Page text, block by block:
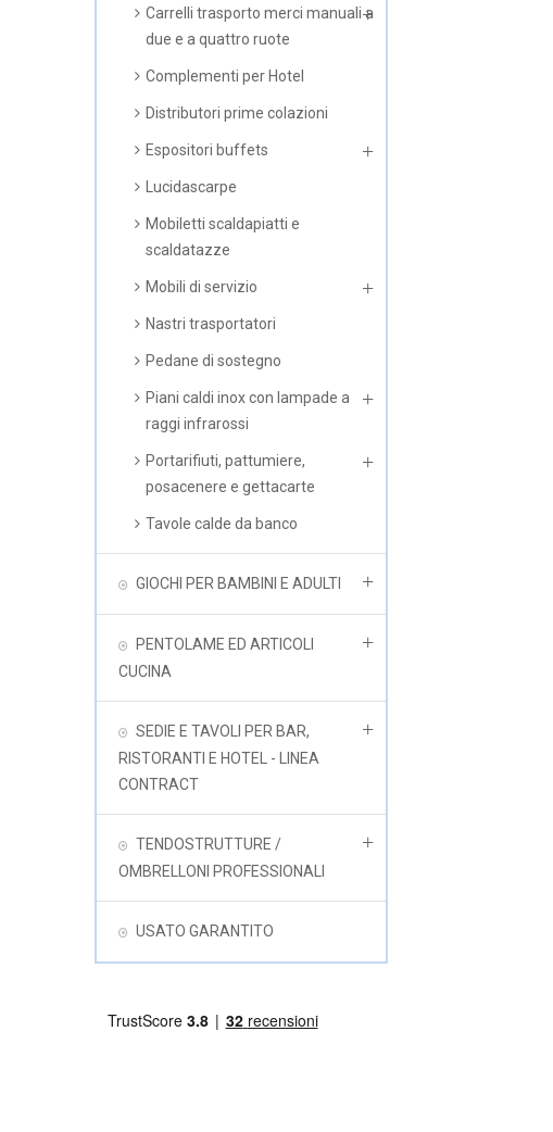
Carrelli trasporto merci manuali a
due e a quattro ruote
Complementi per Hotel
Distributori prime colazioni
Espositori buffets
Lucidascarpe
Mobiletti scaldapiatti e
scaldatazze
Mobili di servizio
Nastri trasportatori
Pedane di sostegno
Piani caldi inox con lampade a
raggi infrarossi
Portarifiuti, pattumiere,
posacenere e gettacarte
Tavole calde da banco
GIOCHI PER BAMBINI E ADULTI
PENTOLAME ED ARTICOLI
CUCINA
SEDIE E TAVOLI PER BAR,
RISTORANTI E HOTEL - LINEA
CONTRACT
TENDOSTRUTTURE /
OMBRELLONI PROFESSIONALI
USATO GARANTITO